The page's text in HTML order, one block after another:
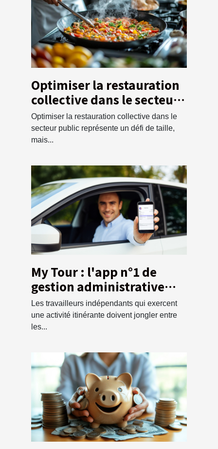
Optimiser la restauration
collective dans le secteur
public : Stratégies et
bénéfices
Optimiser la restauration collective dans le
secteur public représente un défi de taille,
mais...
My Tour : l'app n°1 de
gestion administrative
pour les indépendants en
déplacement !
Les travailleurs indépendants qui exercent
une activité itinérante doivent jongler entre
les...